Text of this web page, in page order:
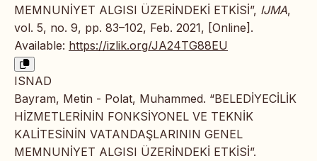
MEMNUNİYET ALGISI ÜZERİNDEKİ ETKİSİ”, IJMA,
vol. 5, no. 9, pp. 83–102, Feb. 2021, [Online].
Available: https://izlik.org/JA24TG88EU
ISNAD
Bayram, Metin - Polat, Muhammed. “BELEDİYECİLİK
HİZMETLERİNİN FONKSİYONEL VE TEKNİK
KALİTESİNİN VATANDAŞLARININ GENEL
MEMNUNİYET ALGISI ÜZERİNDEKİ ETKİSİ”.